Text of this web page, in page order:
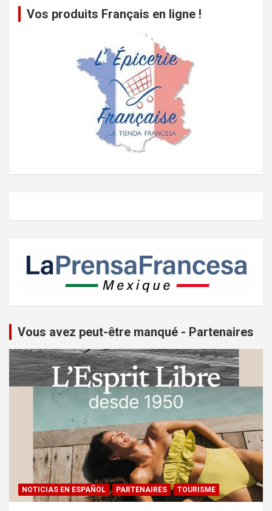
Vos produits Français en ligne !
Vous avez peut-être manqué - Partenaires
NOTICIAS EN ESPAÑOL PARTENAIRES TOURISME